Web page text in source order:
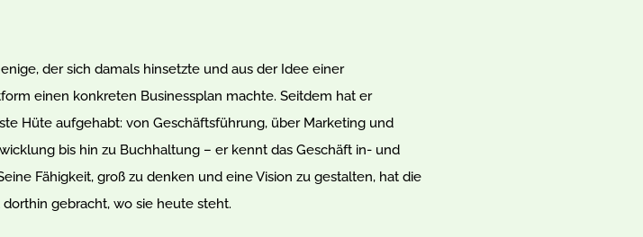
der sich damals hinsetzte und aus der Idee einer
einen konkreten Businessplan machte. Seitdem hat er
Hüte aufgehabt: von Geschäftsführung, über Marketing und
bis hin zu Buchhaltung – er kennt das Geschäft in- und
Fähigkeit, groß zu denken und eine Vision zu gestalten, hat die
gebracht, wo sie heute steht.